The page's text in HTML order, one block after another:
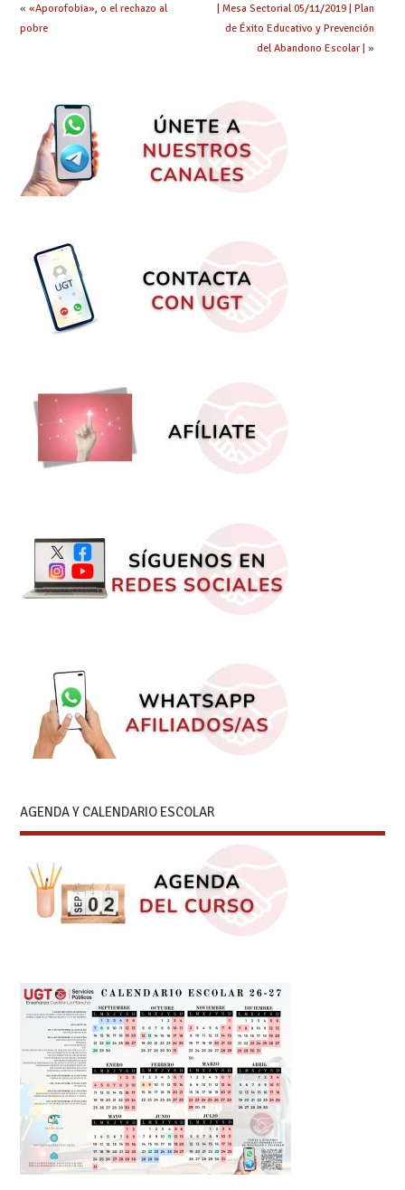
« «Aporofobia», o el rechazo al
pobre
| Mesa Sectorial 05/11/2019 | Plan
de Éxito Educativo y Prevención
del Abandono Escolar | »
AGENDA Y CALENDARIO ESCOLAR